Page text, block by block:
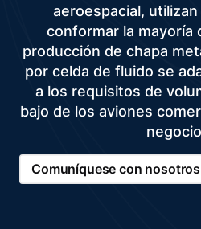
aeroespacial,
conformar la mayoría
producción de chapa
por celda de fluido se
a los requisitos de
bajo de los aviones
Comuníquese con nosotros